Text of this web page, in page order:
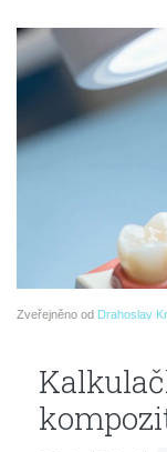
Zveřejněno od Drahoslav